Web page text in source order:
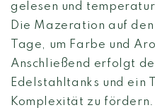
gelesen und
Die Mazeration auf
Tage, um Farbe und
Anschließend erfolgt
Edelstahltanks und ein
Komplexität zu fördern.